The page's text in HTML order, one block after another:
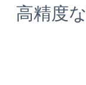
高精度